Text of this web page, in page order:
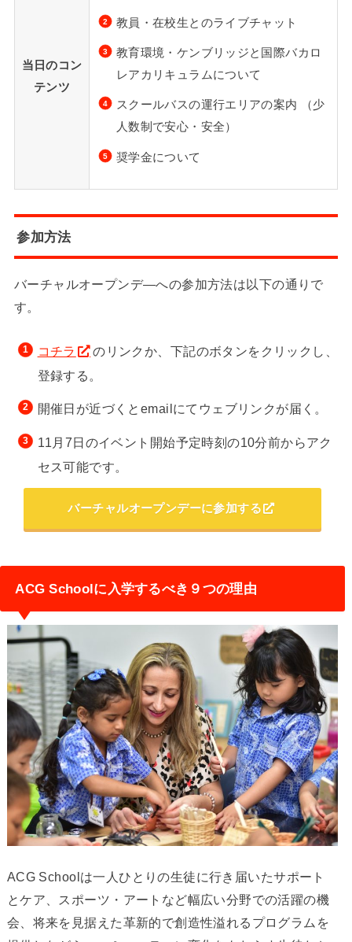
当日のコン
テンツ
教員・在校生とのライブチャット
教育環境・ケンブリッジと国際バカロ
レアカリキュラムについて
スクールバスの運行エリアの案内 （少
人数制で安心・安全）
奨学金について
参加方法
バーチャルオープンデ―への参加方法は以下の通りで
す。
コチラ
のリンクか、下記のボタンをクリックし、
登録する。
開催日が近づくとemailにてウェブリンクが届く。
11月7日のイベント開始予定時刻の10分前からアク
セス可能です。
バーチャルオープンデーに参加する
ACG Schoolに入学するべき９つの理由
ACG Schoolは一人ひとりの生徒に行き届いたサポート
とケア、スポーツ・アートなど幅広い分野での活躍の機
会、将来を見据えた革新的で創造性溢れるプログラムを